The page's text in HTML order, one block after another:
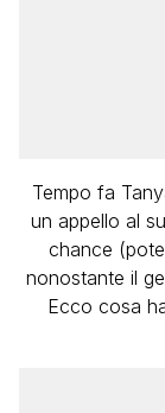
Tempo fa
un appello al
chance
nonostante il
Ecco cosa